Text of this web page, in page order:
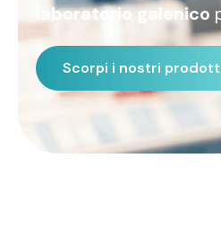
laboratorio galenico
Scorpi i nostri